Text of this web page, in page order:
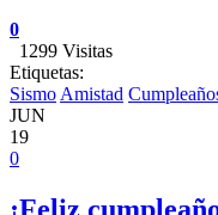
0
1299 Visitas
Etiquetas:
Sismo Amistad
JUN
19
0
¡Feliz